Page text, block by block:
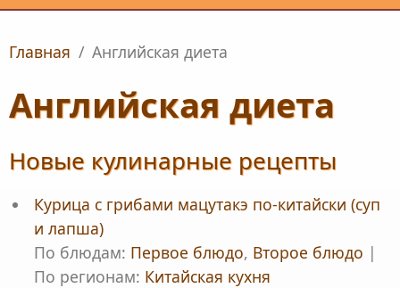
Главная / Английская диета
Английская диета
Новые кулинарные рецепты
Курица с грибами мацутакэ по-китайски (суп
и лапша)
По блюдам: Первое блюдо, Второе блюдо |
По регионам: Китайская кухня